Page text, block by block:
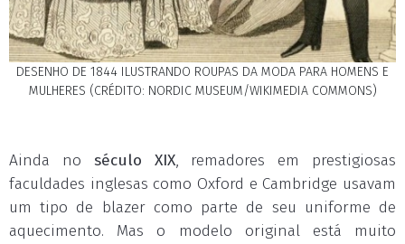
DESENHO DE 1844 ILUSTRANDO ROUPAS DA MODA PARA HOMENS E
MULHERES (CRÉDITO: NORDIC MUSEUM/WIKIMEDIA COMMONS)
Ainda no século XIX, remadores em prestigiosas
faculdades inglesas como Oxford e Cambridge usavam
um tipo de blazer como parte de seu uniforme de
aquecimento. Mas o modelo original está muito